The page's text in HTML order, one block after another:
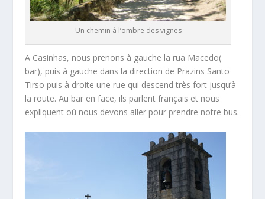
Un chemin à l’ombre des vignes
A Casinhas, nous prenons à gauche la rua Macedo(
bar), puis à gauche dans la direction de Prazins Santo
Tirso puis à droite une rue qui descend très fort jusqu’à
la route. Au bar en face, ils parlent français et nous
expliquent où nous devons aller pour prendre notre bus.